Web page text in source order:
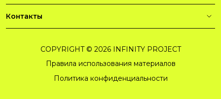
Контакты
COPYRIGHT © 2026 INFINITY PROJECT
Правила использования материалов
Политика конфиденциальности